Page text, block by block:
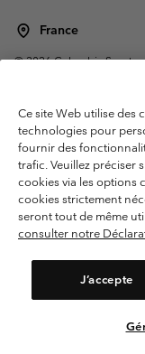
France
©2026Columbia
Garanties Légales
Conditions d'utilisation -
Conditions D'utilisation -
Cookies
Public CBCR
Ce site Web utilise des
technologies pour
fournir des
trafic. Veuillez préciser
cookies via les options
cookies strictement
seront tout de même
consulter notre
J’accepte
Veuillez
United
France